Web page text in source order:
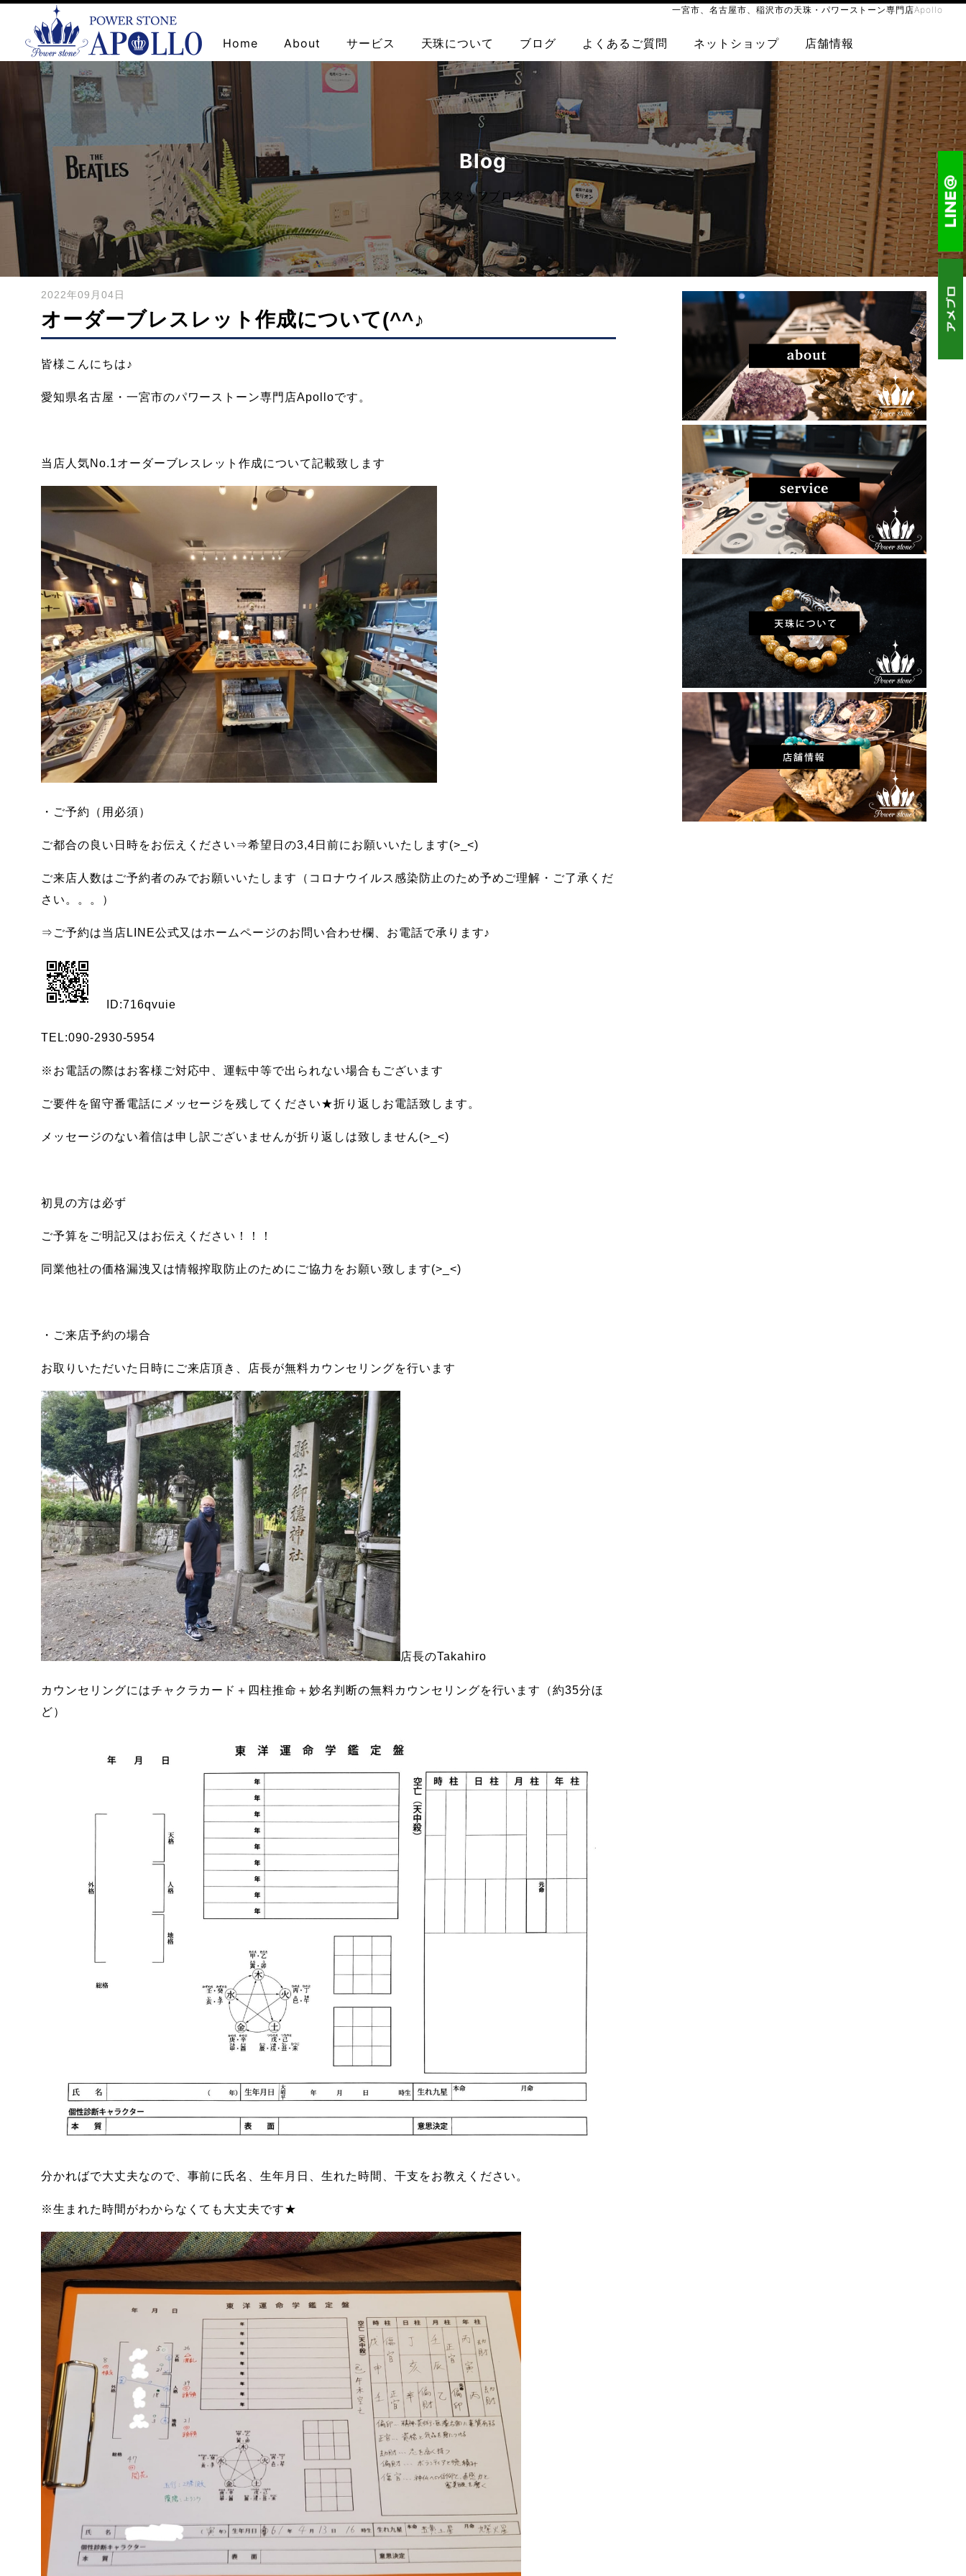
一宮市、名古屋市、稲沢市の天珠・パワーストーン専門店Apollo
Home About サービス 天珠について ブログ よくあるご質問 ネットショップ
店舗情報
お問い合わせ
Blog
スタッフブログ
2022年09月04日
オーダーブレスレット作成について(^^♪
皆様こんにちは♪
愛知県名古屋・一宮市のパワーストーン専門店Apolloです。
当店人気No.1オーダーブレスレット作成について記載致します
・ご予約（用必須）
ご都合の良い日時をお伝えください⇒希望日の3,4日前にお願いいたします(>_<)
ご来店人数はご予約者のみでお願いいたします（コロナウイルス感染防止のため予めご理解・ご了承くだ
さい。。。）
⇒ご予約は当店LINE公式又はホームページのお問い合わせ欄、お電話で承ります♪
ID:716qvuie
TEL:090-2930-5954
※お電話の際はお客様ご対応中、運転中等で出られない場合もございます
ご要件を留守番電話にメッセージを残してください★折り返しお電話致します。
メッセージのない着信は申し訳ございませんが折り返しは致しません(>_<)
初見の方は必ず
ご予算をご明記又はお伝えください！！！
同業他社の価格漏洩又は情報搾取防止のためにご協力をお願い致します(>_<)
・ご来店予約の場合
お取りいただいた日時にご来店頂き、店長が無料カウンセリングを行います
店長のTakahiro
カウンセリングにはチャクラカード＋四柱推命＋妙名判断の無料カウンセリングを行います（約35分ほ
ど）
分かればで大丈夫なので、事前に氏名、生年月日、生れた時間、干支をお教えください。
※生まれた時間がわからなくても大丈夫です★